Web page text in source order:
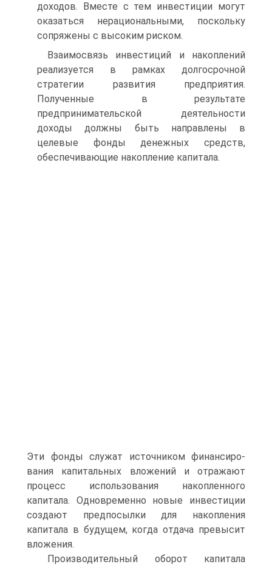
доходов. Вместе с тем инвестиции могут
оказаться нерациональными, поскольку
сопряжены с высоким риском.
Взаимосвязь инвестиций и накоплений
реализуется в рамках долгосрочной
стратегии развития предприятия.
Полученные в ре­зультате
предпринимательской деятельности
доходы должны быть направлены в
целевые фонды денежных средств,
обеспечивающие накопление капитала.
Эти фонды служат источником финансиро­
вания капитальных вложений и отражают
процесс использования накопленного
капитала. Одновременно новые инвестиции
создают предпосылки для накопления
капитала в будущем, когда отдача превысит
вложения.
Производительный оборот капитала